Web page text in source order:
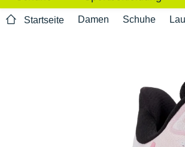
Startseite Damen Schuhe